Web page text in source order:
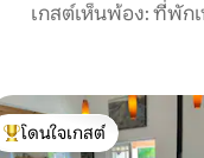
เกสต์เห็นพ้อง: ที่พัก
โดนใจเกสต์ที่สุด
โดนใจเกสต์